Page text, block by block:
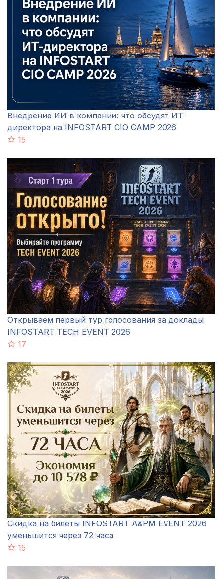
Внедрение ИИ в компании: что обсудят ИТ-
директора на INFOSTART CIO CAMP 2026
15
Открываем первый тур голосования за доклады
INFOSTART TECH EVENT 2026
17
Скидка на билеты INFOSTART A&PM EVENT 2026
уменьшится через 72 часа
15